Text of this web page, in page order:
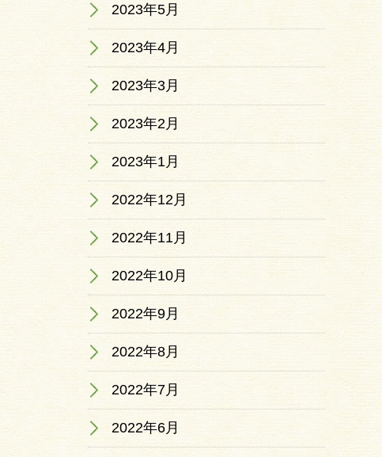
2023年5月
2023年4月
2023年3月
2023年2月
2023年1月
2022年12月
2022年11月
2022年10月
2022年9月
2022年8月
2022年7月
2022年6月